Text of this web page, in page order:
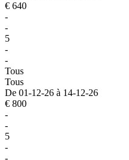
€ 640
-
-
5
-
-
Tous
Tous
De 01-12-26 à 14-12-26
€ 800
-
-
5
-